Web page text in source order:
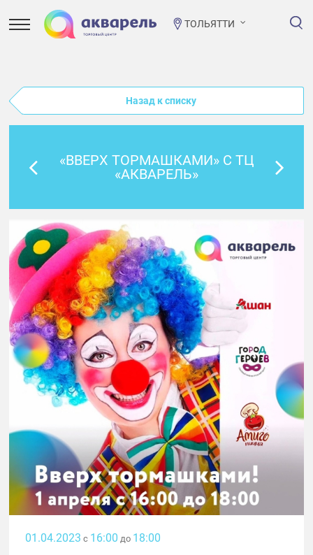
ТОЛЬЯТТИ
Назад к списку
«ВВЕРХ ТОРМАШКАМИ» С ТЦ
«АКВАРЕЛЬ»
01.04.2023 с 16:00 до 18:00